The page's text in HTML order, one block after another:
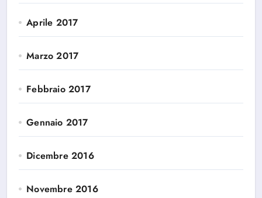
Aprile 2017
Marzo 2017
Febbraio 2017
Gennaio 2017
Dicembre 2016
Novembre 2016